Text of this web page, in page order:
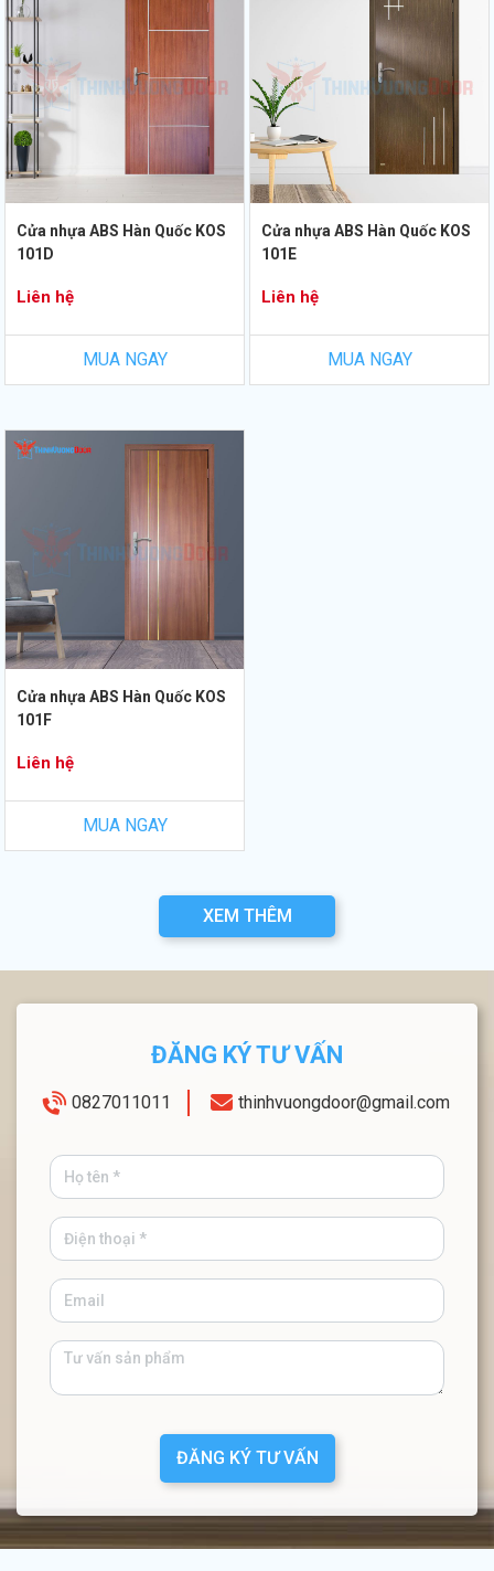
Cửa nhựa ABS Hàn Quốc KOS
101D
Liên hệ
MUA NGAY
Cửa nhựa ABS Hàn Quốc KOS
101E
Liên hệ
MUA NGAY
Cửa nhựa ABS Hàn Quốc KOS
101F
Liên hệ
MUA NGAY
XEM THÊM
ĐĂNG KÝ TƯ VẤN
0827011011 thinhvuongdoor@gmail.com
ĐĂNG KÝ TƯ VẤN